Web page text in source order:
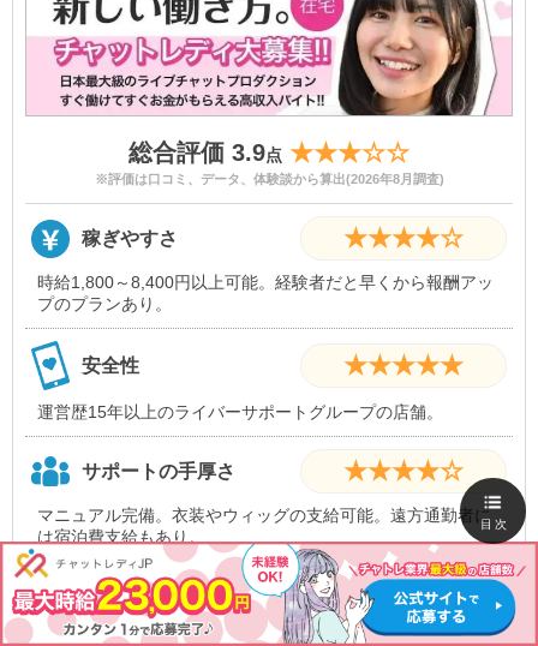
総合評価 3.9点 ★★★☆☆
※評価は口コミ、データ、体験談から算出(2026年8月調査)
稼ぎやすさ ★★★★☆
時給1,800～8,400円以上可能。経験者だと早くから報酬アッ
プのプランあり。
安全性 ★★★★★
運営歴15年以上のライバーサポートグループの店舗。
サポートの手厚さ ★★★★☆
マニュアル完備。衣装やウィッグの支給可能。遠方通勤者に
は宿泊費支給もあり。
入店祝い金 ★★☆☆☆
目次